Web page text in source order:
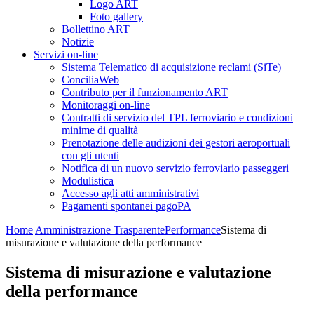
Logo ART
Foto gallery
Bollettino ART
Notizie
Servizi on-line
Sistema Telematico di acquisizione reclami (SiTe)
ConciliaWeb
Contributo per il funzionamento ART
Monitoraggi on-line
Contratti di servizio del TPL ferroviario e condizioni
minime di qualità
Prenotazione delle audizioni dei gestori aeroportuali
con gli utenti
Notifica di un nuovo servizio ferroviario passeggeri
Modulistica
Accesso agli atti amministrativi
Pagamenti spontanei pagoPA
Home Amministrazione TrasparentePerformanceSistema di
misurazione e valutazione della performance
Sistema di misurazione e valutazione
della performance